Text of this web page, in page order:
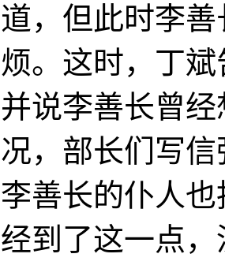
，但此时李
。这时，丁
说李善长曾
，部长们写
善长的仆人
到了这一点